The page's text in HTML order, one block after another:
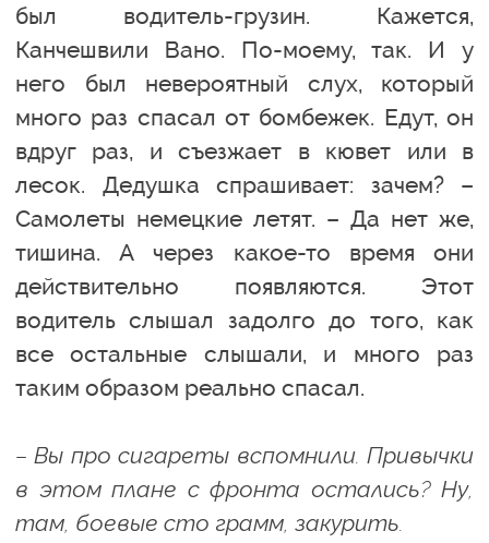
был водитель-грузин. Кажется,
Канчешвили Вано. По-моему, так. И у
него был невероятный слух, который
много раз спасал от бомбежек. Едут, он
вдруг раз, и съезжает в кювет или в
лесок. Дедушка спрашивает: зачем? –
Самолеты немецкие летят. – Да нет же,
тишина. А через какое-то время они
действительно появляются. Этот
водитель слышал задолго до того, как
все остальные слышали, и много раз
таким образом реально спасал.
– Вы про сигареты вспомнили. Привычки
в этом плане с фронта остались? Ну,
там, боевые сто грамм, закурить.